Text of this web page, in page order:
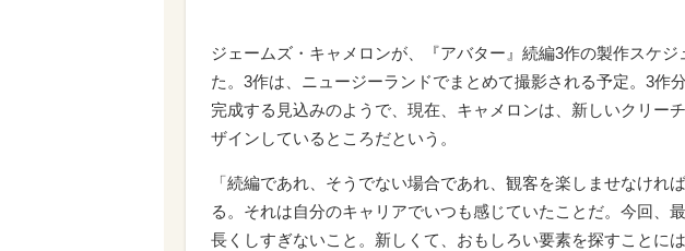
ジェームズ・キャメロンが、『アバター』続編3作の製作スケ
た。3作は、ニュージーランドでまとめて撮影される予定。3作
完成する見込みのようで、現在、キャメロンは、新しいクリー
ザインしているところだという。
「続編であれ、そうでない場合であれ、観客を楽しませなけれ
る。それは自分のキャリアでいつも感じていたことだ。今回、
長くしすぎないこと。新しくて、おもしろい要素を探すことに